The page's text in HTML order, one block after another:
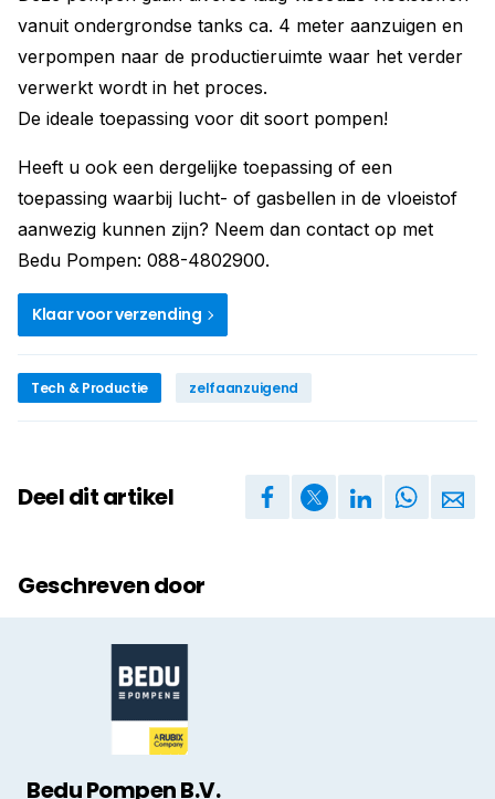
vanuit ondergrondse tanks ca. 4 meter aanzuigen en
verpompen naar de productieruimte waar het verder
verwerkt wordt in het proces.
De ideale toepassing voor dit soort pompen!
Heeft u ook een dergelijke toepassing of een
toepassing waarbij lucht- of gasbellen in de vloeistof
aanwezig kunnen zijn? Neem dan contact op met
Bedu Pompen: 088-4802900.
Klaar voor verzending
Tech & Productie zelfaanzuigend
Deel dit artikel
Geschreven door
Bedu Pompen B.V.